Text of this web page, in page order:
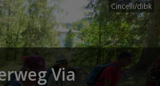
Cincelli/dibk
Via